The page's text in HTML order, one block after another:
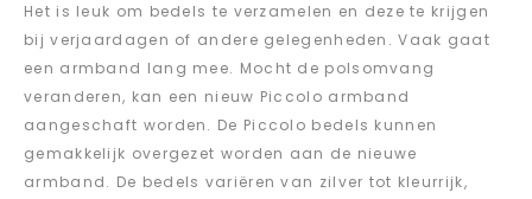
Het is leuk om bedels te verzamelen en deze te krijgen
bij verjaardagen of andere gelegenheden. Vaak gaat
een armband lang mee. Mocht de polsomvang
veranderen, kan een nieuw Piccolo armband
aangeschaft worden. De Piccolo bedels kunnen
gemakkelijk overgezet worden aan de nieuwe
armband. De bedels variëren van zilver tot kleurrijk,